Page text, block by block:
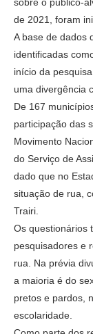
de 2021, foram
A base de dados
identificadas
início da
uma divergência
De 167
participação das
Movimento
do Serviço de
dado que no
situação de rua,
Trairi.
Os questionários
pesquisadores e
rua. Na prévia
a maioria é do
pretos e pardos,
escolaridade.